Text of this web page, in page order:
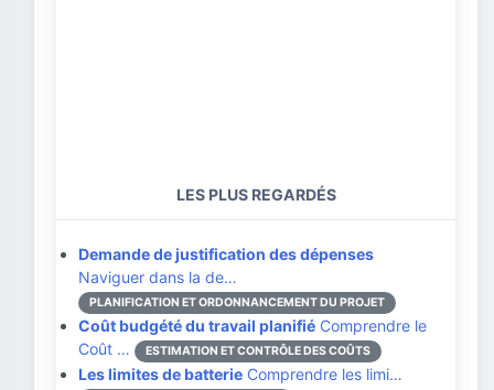
LES PLUS REGARDÉS
Demande de justification des dépenses
Naviguer dans la de…
PLANIFICATION ET ORDONNANCEMENT DU PROJET
Coût budgété du travail planifié Comprendre le
Coût …
ESTIMATION ET CONTRÔLE DES COÛTS
Les limites de batterie Comprendre les limi…